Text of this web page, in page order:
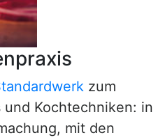
zum
und Kochtechniken: in
mit den